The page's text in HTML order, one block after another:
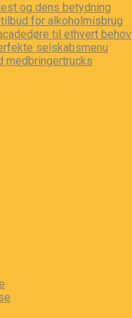
og dens betydning
for alkoholmisbrug
til ethvert behov
selskabsmenu
medbringertrucks